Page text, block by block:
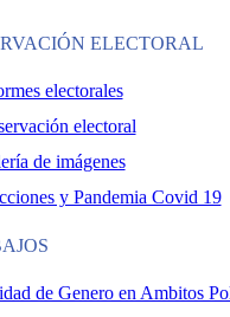
ELECTORAL
electorales
electoral
de imágenes
y Pandemia Covid 19
de Genero en Ambitos